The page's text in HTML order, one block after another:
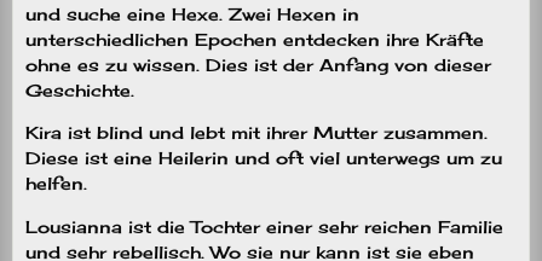
und suche eine Hexe. Zwei Hexen in
unterschiedlichen Epochen entdecken ihre Kräfte
ohne es zu wissen. Dies ist der Anfang von dieser
Geschichte.
Kira ist blind und lebt mit ihrer Mutter zusammen.
Diese ist eine Heilerin und oft viel unterwegs um zu
helfen.
Lousianna ist die Tochter einer sehr reichen Familie
und sehr rebellisch. Wo sie nur kann ist sie eben